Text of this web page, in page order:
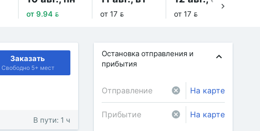
от 9.94  от 17  от 17 
Заказать
Свободно 5+ мест
В пути: 1 ч
Остановка отправления и
прибытия
На карте
На карте